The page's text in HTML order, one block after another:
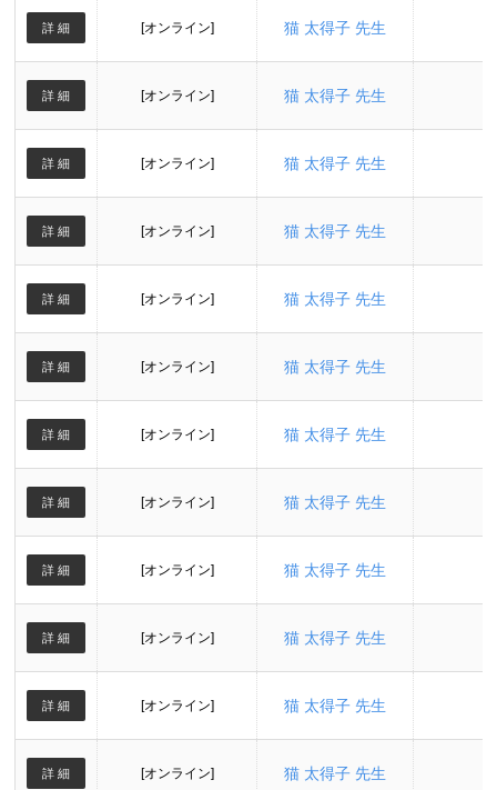
詳 細 [オンライン] 猫 太得子 先生
詳 細 [オンライン] 猫 太得子 先生
詳 細 [オンライン] 猫 太得子 先生
詳 細 [オンライン] 猫 太得子 先生
詳 細 [オンライン] 猫 太得子 先生
詳 細 [オンライン] 猫 太得子 先生
詳 細 [オンライン] 猫 太得子 先生
詳 細 [オンライン] 猫 太得子 先生
詳 細 [オンライン] 猫 太得子 先生
詳 細 [オンライン] 猫 太得子 先生
詳 細 [オンライン] 猫 太得子 先生
詳 細 [オンライン] 猫 太得子 先生